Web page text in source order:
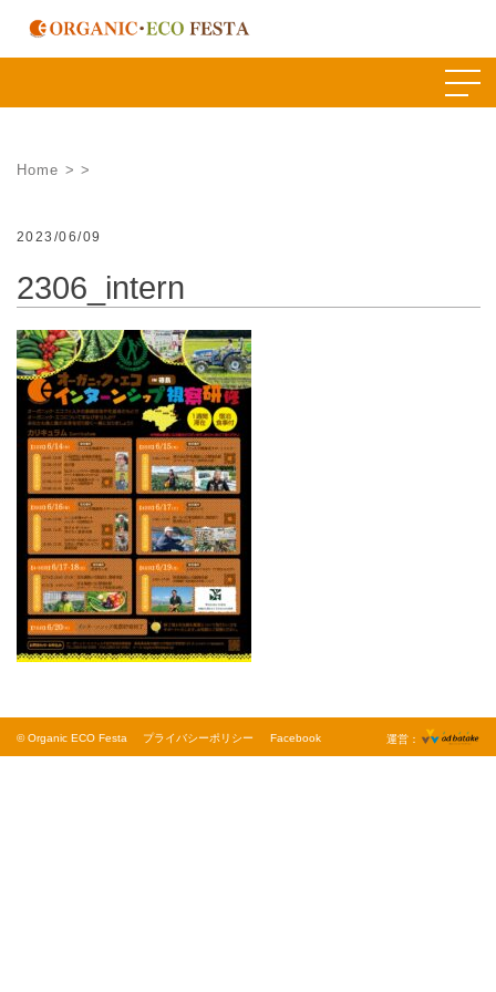
Skip
Home > >
2023/06/09
2306_intern
運営：
Facebook
プライバシーポリシー
© Organic ECO Festa